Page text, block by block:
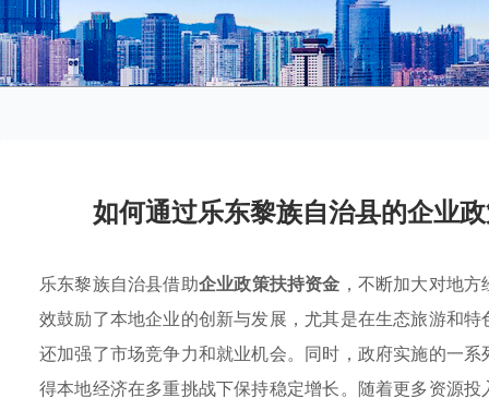
如何通过乐东黎族自治县的企业
乐东黎族自治县借助企业政策扶持资金 ，不断加大对地
效鼓励了本地企业的创新与发展，尤其是在生态旅游和
还加强了市场竞争力和就业机会。同时，政府实施的一系
得本地经济在多重挑战下保持稳定增长。随着更多资源